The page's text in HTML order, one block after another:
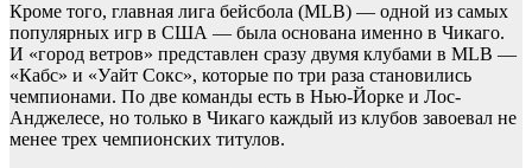
Кроме того, главная лига бейсбола (MLB) — одной из самых
популярных игр в США — была основана именно в Чикаго.
И «город ветров» представлен сразу двумя клубами в MLB —
«Кабс» и «Уайт Сокс», которые по три раза становились
чемпионами. По две команды есть в Нью-Йорке и Лос-
Анджелесе, но только в Чикаго каждый из клубов завоевал не
менее трех чемпионских титулов.